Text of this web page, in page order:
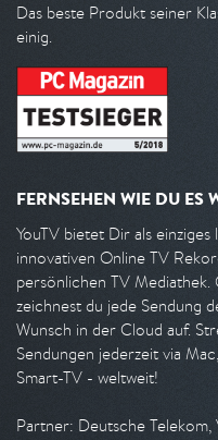
Das beste Produkt seiner
einig.
FERNSEHEN WIE DU ES
YouTV bietet Dir als
innovativen Online TV
persönlichen TV Mediathek.
zeichnest du jede Sendung
Wunsch in der Cloud auf.
Sendungen jederzeit via
Smart-TV - weltweit!
Partner: Deutsche